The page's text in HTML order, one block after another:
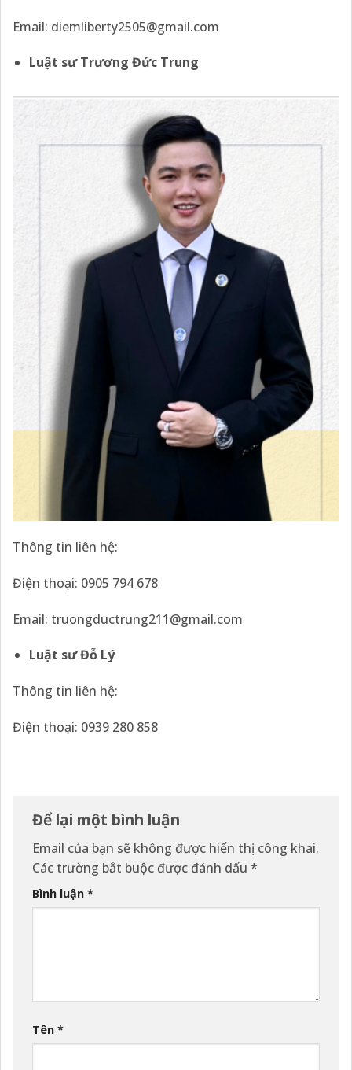
Email: diemliberty2505@gmail.com
Luật sư Trương Đức Trung
Thông tin liên hệ:
Điện thoại: 0905 794 678
Email: truongductrung211@gmail.com
Luật sư Đỗ Lý
Thông tin liên hệ:
Điện thoại: 0939 280 858
Để lại một bình luận
Email của bạn sẽ không được hiển thị công khai.
Các trường bắt buộc được đánh dấu *
Bình luận *
Tên *